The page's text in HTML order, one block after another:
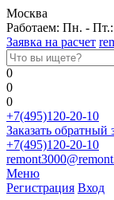
Москва
Работаем: Пн. -
Заявка на расчет
0
0
0
+7(495)120-20-10
Заказать обратный
+7(495)120-20-10
Меню
Регистрация Вход